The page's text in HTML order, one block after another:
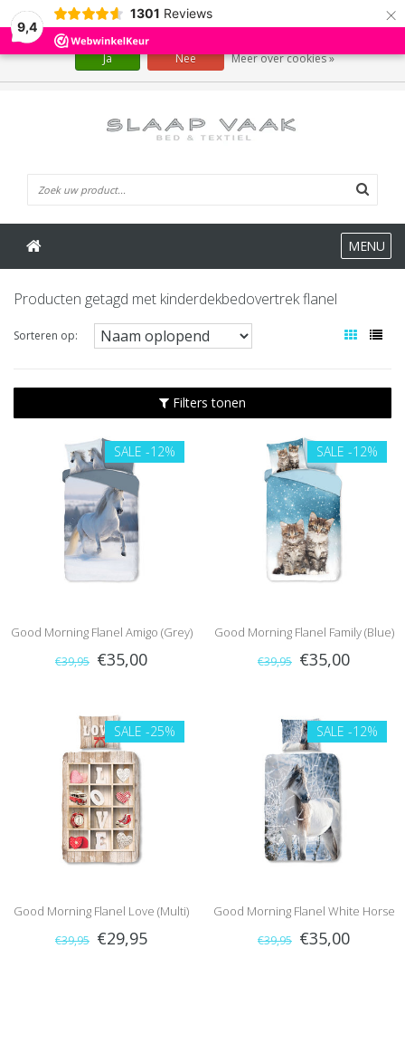
9,4
1301 Reviews ×
MENU
Producten getagd met kinderdekbedovertrek flanel
Sorteren op:
Filters tonen
SALE -12%
Good Morning Flanel Amigo (Grey)
€39,95 €35,00
SALE -12%
Good Morning Flanel Family (Blue)
€39,95 €35,00
SALE -25%
Good Morning Flanel Love (Multi)
€39,95 €29,95
SALE -12%
Good Morning Flanel White Horse
€39,95 €35,00
Wij slaan cookies op om onze website te verbeteren. Is dat akkoord?
Ja Nee Meer over cookies »